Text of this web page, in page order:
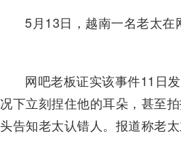
5月13日，越南一名老太在
网吧老板证实该事件11日
况下立刻捏住他的耳朵，甚至
头告知老太认错人。报道称老